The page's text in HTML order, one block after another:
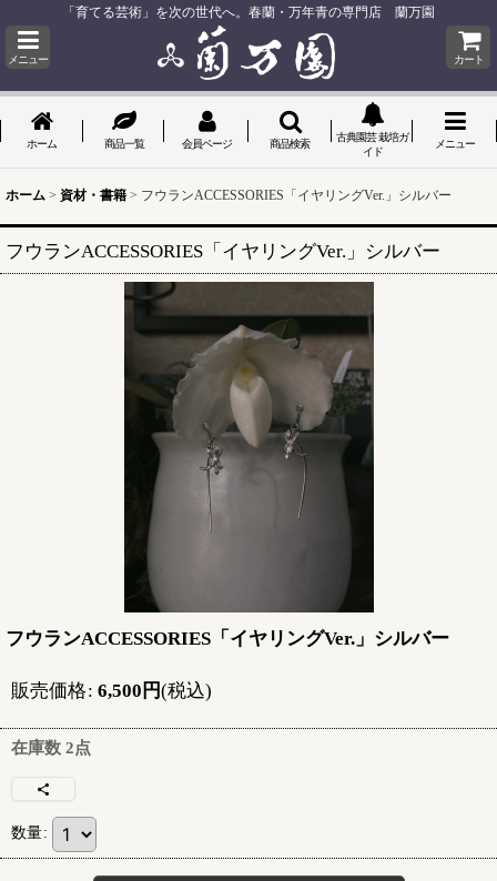
「育てる芸術」を次の世代へ。春蘭・万年青の専門店 蘭万園
メニュー カート
ホーム 商品一覧 会員ページ 商品検索
古典園芸 栽培ガ
イド
メニュー
ホーム > 資材・書籍 > フウランACCESSORIES「イヤリングVer.」シルバー
フウランACCESSORIES「イヤリングVer.」シルバー
フウランACCESSORIES「イヤリングVer.」シルバー
販売価格: 6,500 円(税込)
在庫数 2点
数量: